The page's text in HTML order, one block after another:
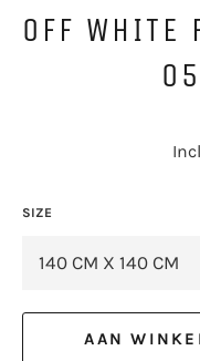
OFF WHITE
SIZE
AAN